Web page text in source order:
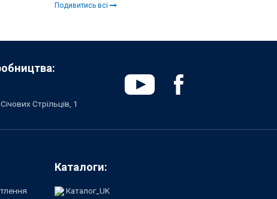
Подивитись всі
Стрільців, 1
Каталоги:
Каталог_UK